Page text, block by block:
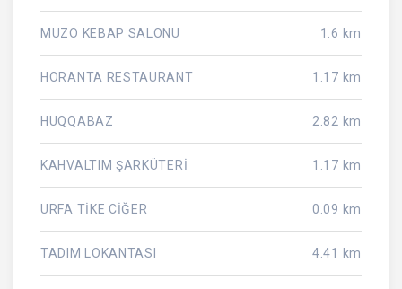
MUZO KEBAP SALONU 1.6 km
HORANTA RESTAURANT 1.17 km
HUQQABAZ 2.82 km
KAHVALTIM ŞARKÜTERİ 1.17 km
URFA TİKE CİĞER 0.09 km
TADIM LOKANTASI 4.41 km